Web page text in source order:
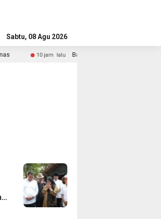
Sabtu, 08 Agu 2026
Bandara Husein Sastranegara Kembali Layani